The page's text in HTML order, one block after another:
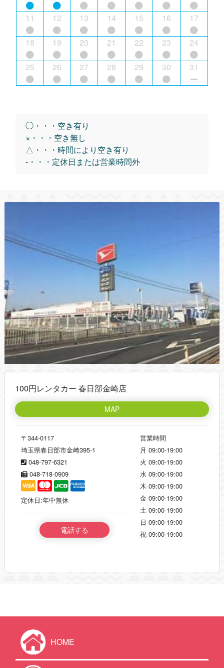
11 12 13 14 15 16 17
18 19 20 21 22 23 24
25 26 27 28 29 30 31
◯・・・空き有り
×・・・空き無し
△・・・時間により空き有り
-・・・定休日または営業時間外
100円レンタカー 春日部金崎店
MAP
〒344-0117
埼玉県春日部市金崎395-1
048-797-6321
048-718-0909
定休日:年中無休
電話する
営業時間
月 09:00-19:00
火 09:00-19:00
水 09:00-19:00
木 09:00-19:00
金 09:00-19:00
土 09:00-19:00
日 09:00-19:00
祝 09:00-19:00
HOME